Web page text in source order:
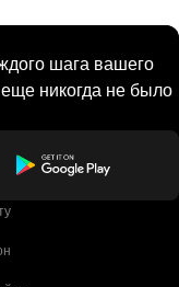
шага вашего
никогда не было